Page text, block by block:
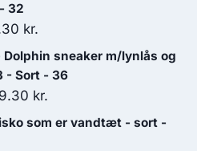
kr..489.30 kr..
32
kr..
kr.
aktuelle
pris
er:
419.30 kr..
Dolphin sneaker m/lynlås og
- Sort - 36
kr.
aktuelle
som er vandtæt - sort -